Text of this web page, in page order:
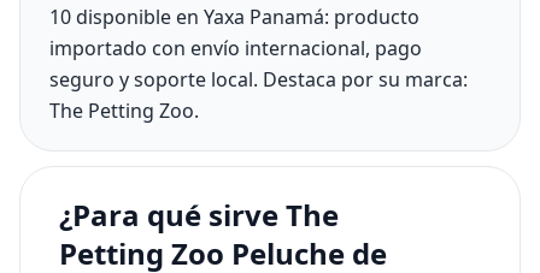
10 disponible en Yaxa Panamá: producto
importado con envío internacional, pago
seguro y soporte local. Destaca por su marca:
The Petting Zoo.
¿Para qué sirve The
Petting Zoo Peluche de